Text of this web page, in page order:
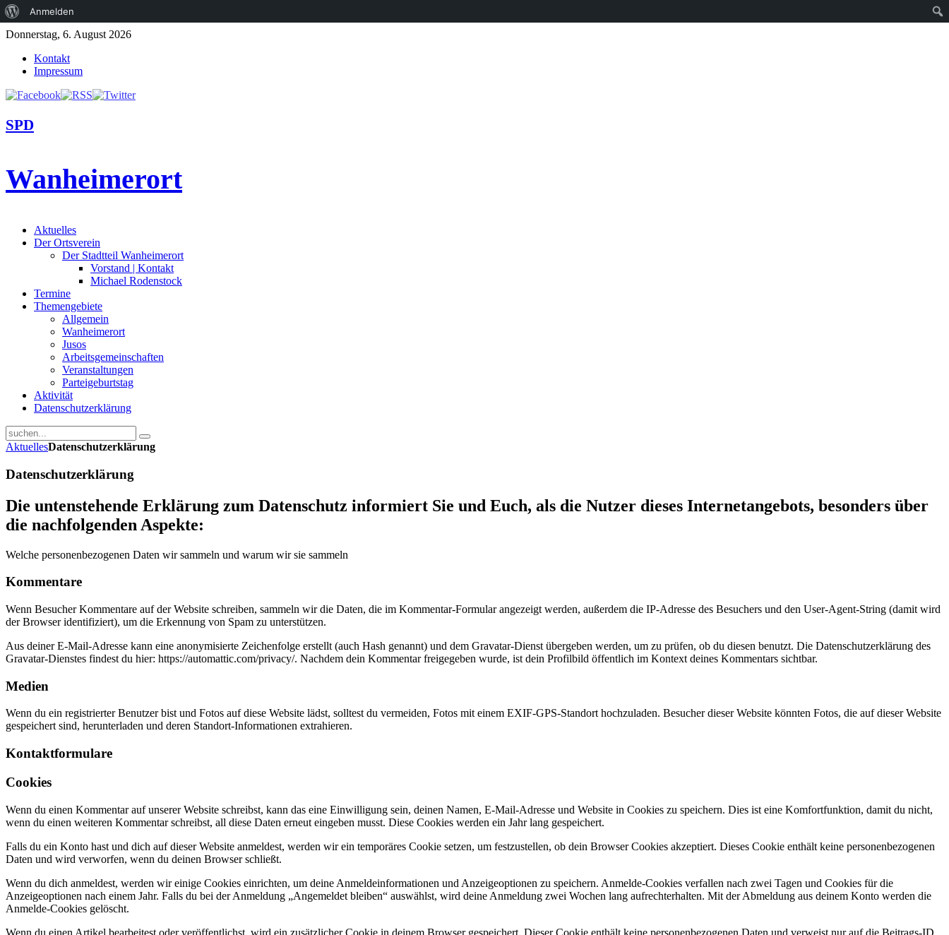
Donnerstag, 6. August 2026
Kontakt
Impressum
SPD
Wanheimerort
Aktuelles
Der Ortsverein
Der Stadtteil Wanheimerort
Vorstand | Kontakt
Michael Rodenstock
Termine
Themengebiete
Allgemein
Wanheimerort
Jusos
Arbeitsgemeinschaften
Veranstaltungen
Parteigeburtstag
Aktivität
Datenschutzerklärung
AktuellesDatenschutzerklärung
Datenschutzerklärung
Die untenstehende Erklärung zum Datenschutz informiert Sie und Euch, als die Nutzer dieses Internetangebots, besonders über
die nachfolgenden Aspekte:
Welche personenbezogenen Daten wir sammeln und warum wir sie sammeln
Kommentare
Wenn Besucher Kommentare auf der Website schreiben, sammeln wir die Daten, die im Kommentar-Formular angezeigt werden, außerdem die IP-Adresse des Besuchers und den User-Agent-String (damit wird
der Browser identifiziert), um die Erkennung von Spam zu unterstützen.
Aus deiner E-Mail-Adresse kann eine anonymisierte Zeichenfolge erstellt (auch Hash genannt) und dem Gravatar-Dienst übergeben werden, um zu prüfen, ob du diesen benutzt. Die Datenschutzerklärung des
Gravatar-Dienstes findest du hier: https://automattic.com/privacy/. Nachdem dein Kommentar freigegeben wurde, ist dein Profilbild öffentlich im Kontext deines Kommentars sichtbar.
Medien
Wenn du ein registrierter Benutzer bist und Fotos auf diese Website lädst, solltest du vermeiden, Fotos mit einem EXIF-GPS-Standort hochzuladen. Besucher dieser Website könnten Fotos, die auf dieser Website
gespeichert sind, herunterladen und deren Standort-Informationen extrahieren.
Kontaktformulare
Cookies
Wenn du einen Kommentar auf unserer Website schreibst, kann das eine Einwilligung sein, deinen Namen, E-Mail-Adresse und Website in Cookies zu speichern. Dies ist eine Komfortfunktion, damit du nicht,
wenn du einen weiteren Kommentar schreibst, all diese Daten erneut eingeben musst. Diese Cookies werden ein Jahr lang gespeichert.
Falls du ein Konto hast und dich auf dieser Website anmeldest, werden wir ein temporäres Cookie setzen, um festzustellen, ob dein Browser Cookies akzeptiert. Dieses Cookie enthält keine personenbezogenen
Daten und wird verworfen, wenn du deinen Browser schließt.
Wenn du dich anmeldest, werden wir einige Cookies einrichten, um deine Anmeldeinformationen und Anzeigeoptionen zu speichern. Anmelde-Cookies verfallen nach zwei Tagen und Cookies für die
Anzeigeoptionen nach einem Jahr. Falls du bei der Anmeldung „Angemeldet bleiben“ auswählst, wird deine Anmeldung zwei Wochen lang aufrechterhalten. Mit der Abmeldung aus deinem Konto werden die
Anmelde-Cookies gelöscht.
Wenn du einen Artikel bearbeitest oder veröffentlichst, wird ein zusätzlicher Cookie in deinem Browser gespeichert. Dieser Cookie enthält keine personenbezogenen Daten und verweist nur auf die Beitrags-ID
Über
WordPress
Anmelden